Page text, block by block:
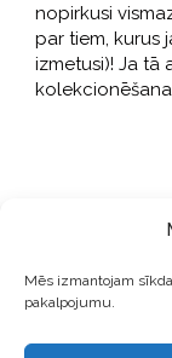
Mēs izmantojam
pakalpojumu.
nopirkusi
par tiem, kurus
izmetusi)! Ja tā